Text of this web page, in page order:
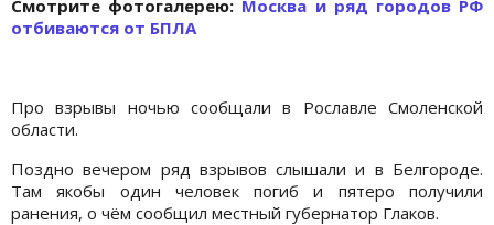
Cмотрите фотогалерею: Москва и ряд городов РФ
отбиваются от БПЛА
Про взрывы ночью сообщали в Рославле Смоленской
области.
Поздно вечером ряд взрывов слышали и в Белгороде.
Там якобы один человек погиб и пятеро получили
ранения, о чём сообщил местный губернатор Глаков.